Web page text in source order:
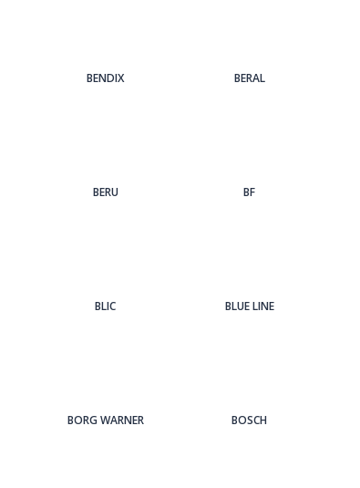
BENDIX BERAL
BERU BF
BLIC BLUE LINE
BORG WARNER BOSCH